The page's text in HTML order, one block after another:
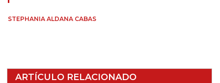
STEPHANIA ALDANA CABAS
ARTÍCULO RELACIONADO